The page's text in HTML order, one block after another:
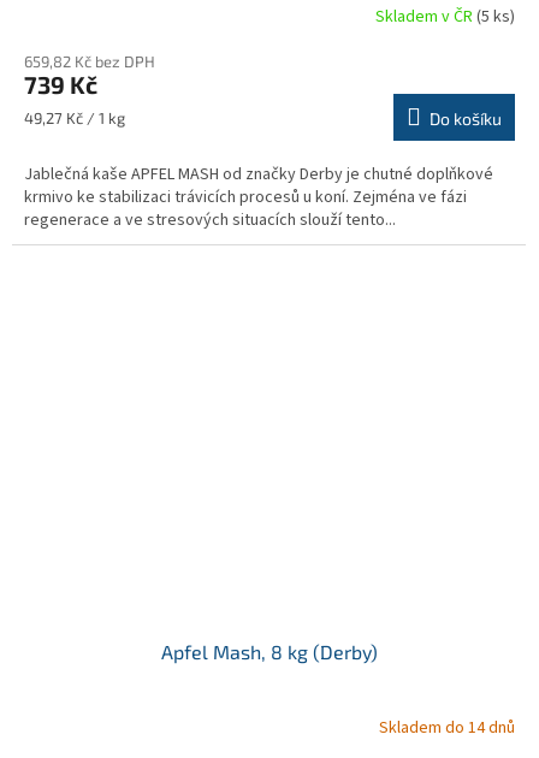
produktu
je
4,7
hvězdiček.
Skladem v ČR(5 ks)
659,82 Kč bez DPH
739 Kč
Měrná
49,27 Kč / 1 kg Do košíku
Jablečná kaše APFEL MASH od značky Derby je chutné doplňkové
krmivo ke stabilizaci trávicích procesů u koní. Zejména ve fázi
regenerace a ve stresových situacích slouží tento...
Apfel Mash, 8 kg (Derby)
Skladem do 14 dnů